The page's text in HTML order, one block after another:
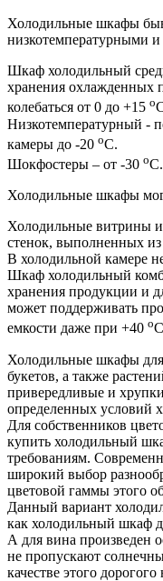
Холодильные шкафы
низкотемпературными
Шкаф холодильный
хранения охлажденных
колебаться от 0 до +15 o
Низкотемпературный -
камеры до -20 oС.
Шокфостеры – от -30 oС.
Холодильные шкафы
Холодильные витрины
стенок, выполненных из
В холодильной камере
Шкаф холодильный
хранения продукции и
может поддерживать
емкости даже при +40 o
Холодильные шкафы
букетов, а также
привередливые и
определенных условий
Для собственников
купить холодильный
требованиям.
широкий выбор
цветовой гаммы этого
Данный вариант
как холодильный шкаф
А для вина произведен
не пропускают
качестве этого дорогого